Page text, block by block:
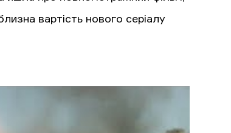
вартість нового серіалу